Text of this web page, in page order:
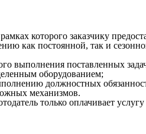
которого заказчику
как постоянной, так и
выполнения поставленных
оборудованием;
должностных
механизмов.
только оплачивает